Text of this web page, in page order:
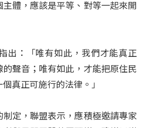
主體，應該是平等、對等一起來開
出：「唯有如此，我們才能真正
的聲音；唯有如此，才能把原住民
真正可施行的法律。」
制定，聯盟表示，應積極邀請專家